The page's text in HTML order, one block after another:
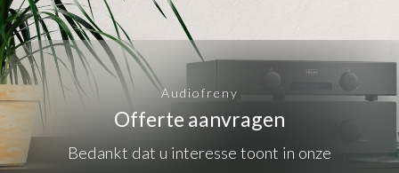
Audiofreny
Offerte aanvragen
Bedankt dat u interesse toont in onze